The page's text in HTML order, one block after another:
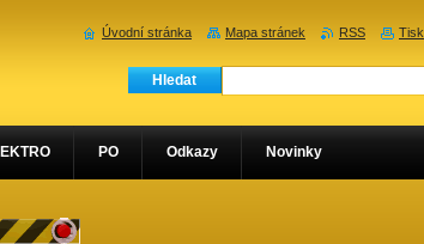
PO Odkazy Novinky
Úvodní stránka Mapa stránek RSS Tisk